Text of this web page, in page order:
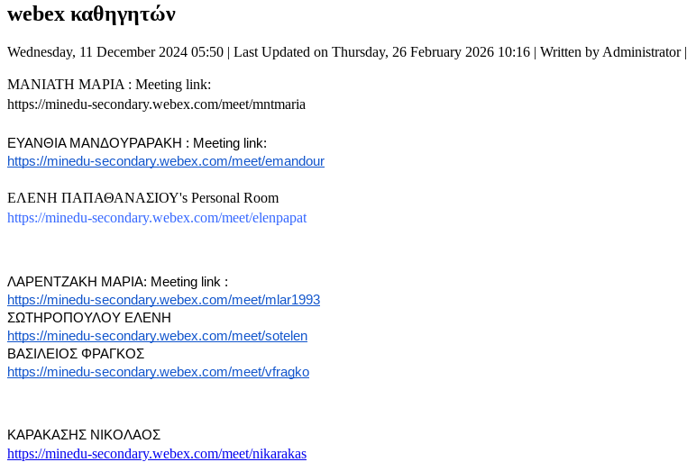
webex καθηγητών
Wednesday, 11 December 2024 05:50 | Last Updated on Thursday, 26 February 2026 10:16 | Written by Administrator|
ΜΑΝΙΑΤΗ ΜΑΡΙΑ : Meeting link:
https://minedu-secondary.webex.com/meet/mntmaria
ΕΥΑΝΘΙΑ ΜΑΝΔΟΥΡΑΡΑΚΗ : Meeting link:
https://minedu-secondary.webex.com/meet/emandour
ΕΛΕΝΗ ΠΑΠΑΘΑΝΑΣΙΟΥ's Personal Room
https://minedu-secondary.webex.com/meet/elenpapat
ΛΑΡΕΝΤΖΑΚΗ ΜΑΡΙΑ: Meeting link :
https://minedu-secondary.webex.com/meet/mlar1993
ΣΩΤΗΡΟΠΟΥΛΟΥ ΕΛΕΝΗ
https://minedu-secondary.webex.com/meet/sotelen
ΒΑΣΙΛΕΙΟΣ ΦΡΑΓΚΟΣ
https://minedu-secondary.webex.com/meet/vfragko
ΚΑΡΑΚΑΣΗΣ ΝΙΚΟΛΑΟΣ
https://minedu-secondary.webex.com/meet/nikarakas